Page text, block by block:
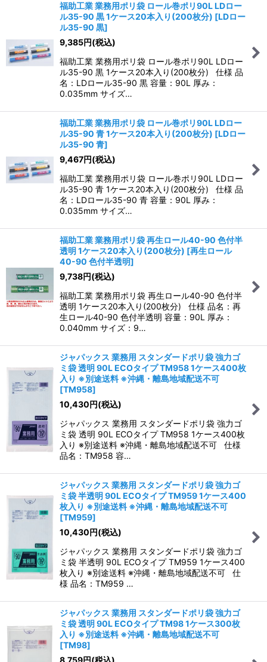
福助工業 業務用ポリ袋 ロール巻ポリ90L LDロー
ル35-90 黒 1ケース20本入り(200枚分) [LDロー
ル35-90 黒]
9,385円(税込)
福助工業 業務用ポリ袋 ロール巻ポリ90L LDロー
ル35-90 黒 1ケース20本入り(200枚分) 仕様 品
名：LDロール35-90 黒 容量：90L 厚み：
0.035mm サイズ…
福助工業 業務用ポリ袋 ロール巻ポリ90L LDロー
ル35-90 青 1ケース20本入り(200枚分) [LDロー
ル35-90 青]
9,467円(税込)
福助工業 業務用ポリ袋 ロール巻ポリ90L LDロー
ル35-90 青 1ケース20本入り(200枚分) 仕様 品
名：LDロール35-90 青 容量：90L 厚み：
0.035mm サイズ…
福助工業 業務用ポリ袋 再生ロール40-90 色付半
透明 1ケース20本入り(200枚分) [再生ロール
40-90 色付半透明]
9,738円(税込)
福助工業 業務用ポリ袋 再生ロール40-90 色付半
透明 1ケース20本入り(200枚分) 仕様 品名：再
生ロール40-90 色付半透明 容量：90L 厚み：
0.040mm サイズ：9…
ジャパックス 業務用 スタンダードポリ袋 強力ゴ
ミ袋 透明 90L ECOタイプ TM958 1ケース400枚
入り ※別途送料 ※沖縄・離島地域配送不可
[TM958]
10,430円(税込)
ジャパックス 業務用 スタンダードポリ袋 強力ゴ
ミ袋 透明 90L ECOタイプ TM958 1ケース400枚
入り ※別途送料 ※沖縄・離島地域配送不可 仕様
品名：TM958 容…
ジャパックス 業務用 スタンダードポリ袋 強力ゴ
ミ袋 半透明 90L ECOタイプ TM959 1ケース400
枚入り ※別途送料 ※沖縄・離島地域配送不可
[TM959]
10,430円(税込)
ジャパックス 業務用 スタンダードポリ袋 強力ゴ
ミ袋 半透明 90L ECOタイプ TM959 1ケース400
枚入り ※別途送料 ※沖縄・離島地域配送不可 仕
様 品名：TM959 …
ジャパックス 業務用 スタンダードポリ袋 強力ゴ
ミ袋 透明 90L ECOタイプ TM98 1ケース300枚
入り ※別途送料 ※沖縄・離島地域配送不可
[TM98]
8,759円(税込)